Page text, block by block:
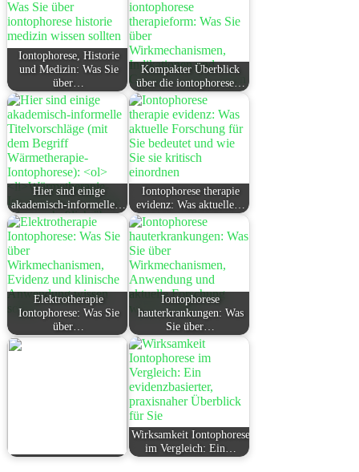
Iontophorese, Historie
und Medizin: Was Sie
über…
Kompakter Überblick
über die iontophorese…
Hier sind einige
akademisch-informelle…
Iontophorese therapie
evidenz: Was aktuelle…
Elektrotherapie
Iontophorese: Was Sie
über…
Iontophorese
hauterkrankungen: Was
Sie über…
Wirksamkeit Iontophorese
im Vergleich: Ein…